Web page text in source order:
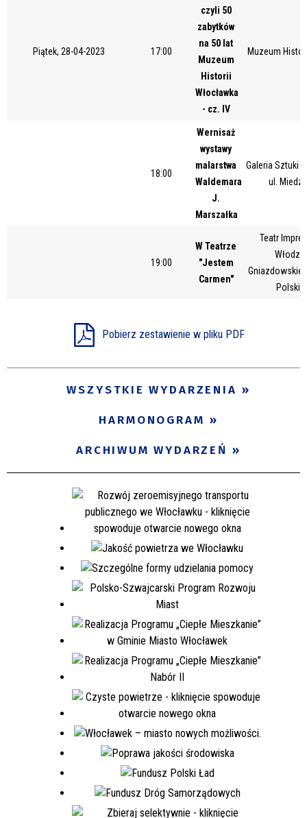
Piątek, 28-04-2023 17:00
czyli 50
zabytków
na 50 lat
Muzeum
Historii
Włocławka
- cz. IV
Muzeum
18:00
Wernisaż
wystawy
malarstwa
Waldemara
J.
Marszałka
Galeria Sztuki
ul.
19:00
W Teatrze
"Jestem
Carmen"
Teatr
Pobierz zestawienie w pliku PDF
WSZYSTKIE WYDARZENIA
HARMONOGRAM
ARCHIWUM WYDARZEŃ